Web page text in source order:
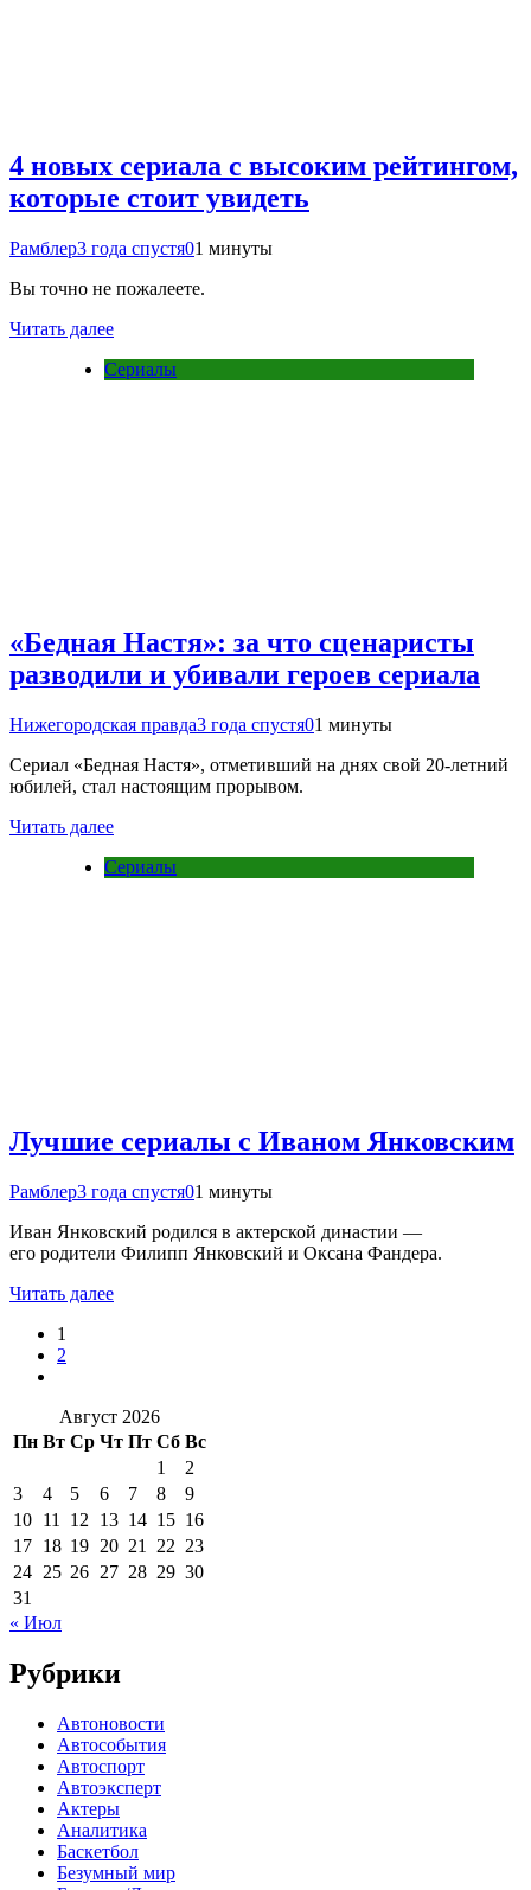
4 новых сериала с высоким рейтингом,
которые стоит увидеть
Рамблер3 года спустя01 минуты
Вы точно не пожалеете.
Читать далее
Сериалы
«Бедная Настя»: за что сценаристы
разводили и убивали героев сериала
Нижегородская правда3 года спустя01 минуты
Сериал «Бедная Настя», отметивший на днях свой 20-летний
юбилей, стал настоящим прорывом.
Читать далее
Сериалы
Лучшие сериалы с Иваном Янковским
Рамблер3 года спустя01 минуты
Иван Янковский родился в актерской династии —
его родители Филипп Янковский и Оксана Фандера.
Читать далее
1
2
Август 2026
Пн Вт Ср Чт Пт Сб Вс
1
2
3
4 5 6 7 8
9
10 11 12 13 14 15 16
17 18 19 20 21 22 23
24 25 26 27 28 29 30
31
« Июл
Рубрики
Автоновости
Автособытия
Автоспорт
Автоэксперт
Актеры
Аналитика
Баскетбол
Безумный мир